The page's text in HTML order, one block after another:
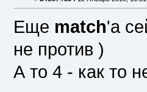
Еще match'a
не против )
А то 4 - как то